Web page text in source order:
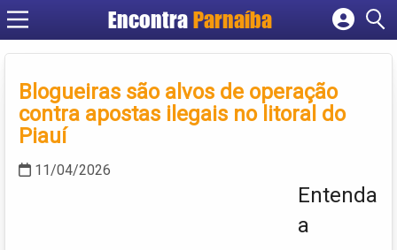
Encontra Parnaíba
Cadastrar empresa
Criar conta
Blogueiras são alvos de operação
contra apostas ilegais no litoral do
Piauí
11/04/2026
Entenda
a